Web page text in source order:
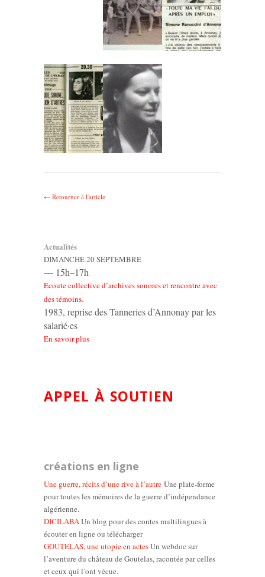
← Retourner à l'article
Actualités
DIMANCHE 20 SEPTEMBRE
— 15h–17h
Ecoute collective d’archives sonores et rencontre avec
des témoins.
1983, reprise des Tanneries d’Annonay par les
salarié·es
En savoir plus
APPEL À SOUTIEN
créations en ligne
Une guerre, récits d’une rive à l’autre Une plate-forme
pour toutes les mémoires de la guerre d’indépendance
algérienne.
DICILABAUn blog pour des contes multilingues à
écouter en ligne ou télécharger
GOUTELAS, une utopie en actesUn webdoc sur
l’aventure du château de Goutelas, racontée par celles
et ceux qui l’ont vécue.